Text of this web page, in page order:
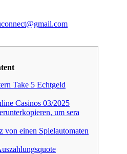
Take 5 Echtgeld
Casinos 03/2025
um sera
von einen Spielautomaten